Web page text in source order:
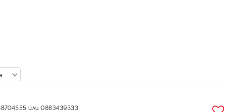
или 0883439333